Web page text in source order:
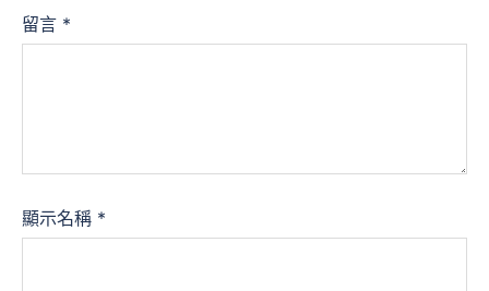
留言 *
顯示名稱 *